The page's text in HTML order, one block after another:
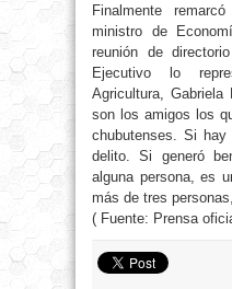
Finalmente
ministro de
reunión de
Ejecutivo lo
Agricultura, Gabriela
son los amigos los
chubutenses. Si
delito. Si generó
alguna persona, es
más de tres
( Fuente: Prensa